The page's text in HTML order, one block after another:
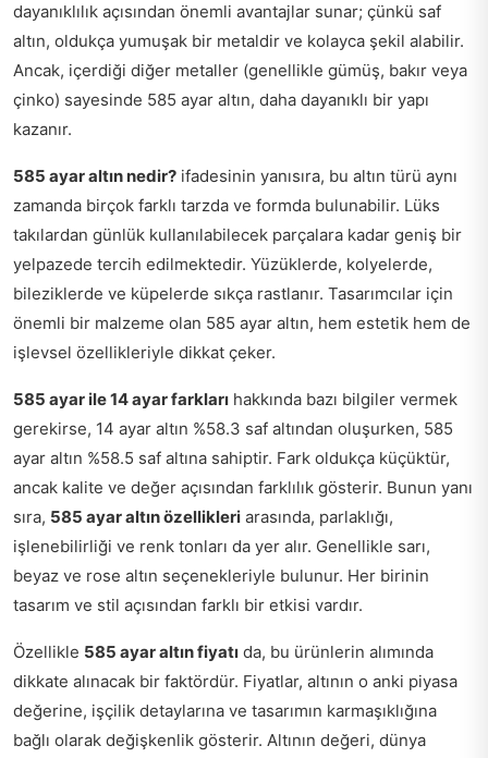
dayanıklılık açısından önemli avantajlar sunar; çünkü saf
altın, oldukça yumuşak bir metaldir ve kolayca şekil alabilir.
Ancak, içerdiği diğer metaller (genellikle gümüş, bakır veya
çinko) sayesinde 585 ayar altın, daha dayanıklı bir yapı
kazanır.
585 ayar altın nedir? ifadesinin yanısıra, bu altın türü aynı
zamanda birçok farklı tarzda ve formda bulunabilir. Lüks
takılardan günlük kullanılabilecek parçalara kadar geniş bir
yelpazede tercih edilmektedir. Yüzüklerde, kolyelerde,
bileziklerde ve küpelerde sıkça rastlanır. Tasarımcılar için
önemli bir malzeme olan 585 ayar altın, hem estetik hem de
işlevsel özellikleriyle dikkat çeker.
585 ayar ile 14 ayar farkları hakkında bazı bilgiler vermek
gerekirse, 14 ayar altın %58.3 saf altından oluşurken, 585
ayar altın %58.5 saf altına sahiptir. Fark oldukça küçüktür,
ancak kalite ve değer açısından farklılık gösterir. Bunun yanı
sıra, 585 ayar altın özellikleri arasında, parlaklığı,
işlenebilirliği ve renk tonları da yer alır. Genellikle sarı,
beyaz ve rose altın seçenekleriyle bulunur. Her birinin
tasarım ve stil açısından farklı bir etkisi vardır.
Özellikle 585 ayar altın fiyatı da, bu ürünlerin alımında
dikkate alınacak bir faktördür. Fiyatlar, altının o anki piyasa
değerine, işçilik detaylarına ve tasarımın karmaşıklığına
bağlı olarak değişkenlik gösterir. Altının değeri, dünya